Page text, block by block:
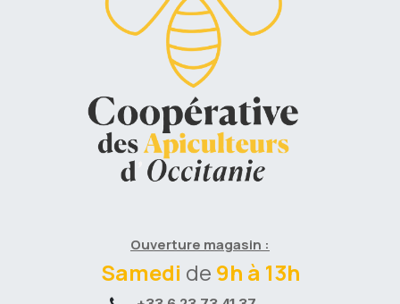
Ouverture magasin :
Samedi de 9h à 13h